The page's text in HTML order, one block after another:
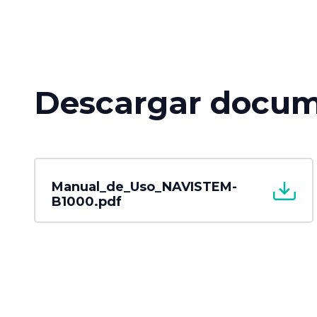
Descargar
Manual_de_Uso_NAVISTEM-
B1000.pdf